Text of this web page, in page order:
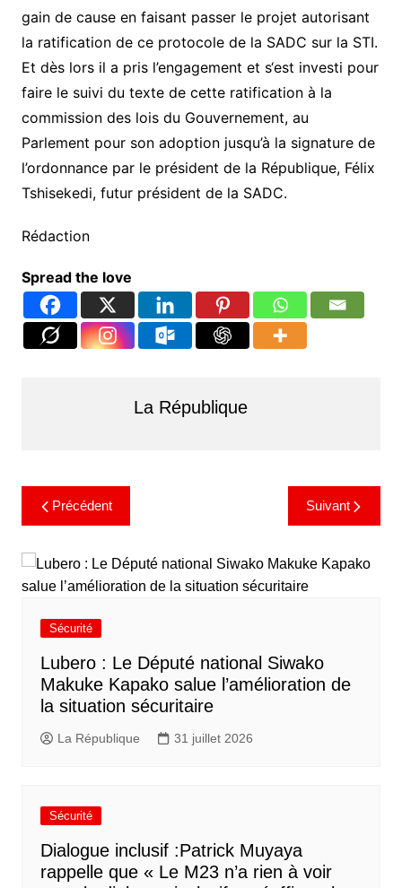
gain de cause en faisant passer le projet autorisant
la ratification de ce protocole de la SADC sur la STI.
Et dès lors il a pris l’engagement et s‘est investi pour
faire le suivi du texte de cette ratification à la
commission des lois du Gouvernement, au
Parlement pour son adoption jusqu’à la signature de
l’ordonnance par le président de la République, Félix
Tshisekedi, futur président de la SADC.
Rédaction
Spread the love
La République
Précédent Suivant
Sécurité
Lubero : Le Député national Siwako
Makuke Kapako salue l’amélioration de
la situation sécuritaire
La République 31 juillet 2026
Sécurité
Dialogue inclusif :Patrick Muyaya
rappelle que « Le M23 n’a rien à voir